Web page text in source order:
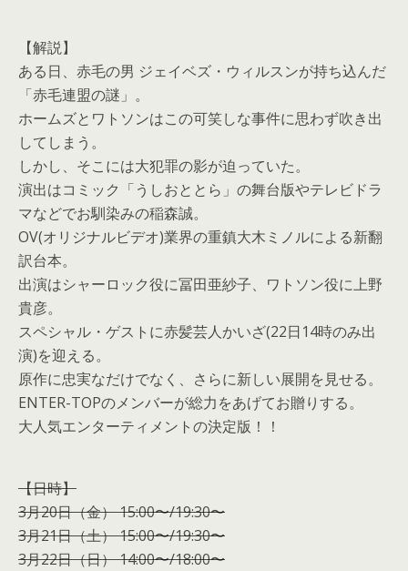
【解説】
ある日、赤毛の男 ジェイベズ・ウィルスンが持ち込んだ
「赤毛連盟の謎」。
ホームズとワトソンはこの可笑しな事件に思わず吹き出
してしまう。
しかし、そこには大犯罪の影が迫っていた。
演出はコミック「うしおととら」の舞台版やテレビドラ
マなどでお馴染みの稲森誠。
OV(オリジナルビデオ)業界の重鎮大木ミノルによる新翻
訳台本。
出演はシャーロック役に冨田亜紗子、ワトソン役に上野
貴彦。
スペシャル・ゲストに赤髪芸人かいざ(22日14時のみ出
演)を迎える。
原作に忠実なだけでなく、さらに新しい展開を見せる。
ENTER-TOPのメンバーが総力をあげてお贈りする。
大人気エンターティメントの決定版！！
【日時】
3月20日（金） 15:00〜/19:30〜
3月21日（土） 15:00〜/19:30〜
3月22日（日） 14:00〜/18:00〜